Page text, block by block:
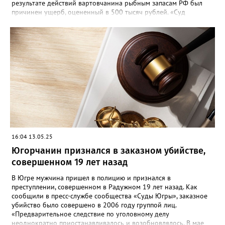
результате действий вартовчанина рыбным запасам РФ был
причинен ущерб, оцененный в 500 тысяч рублей. «Суд
свободы условно с испытательным сроком в один год», —
говорится в сообщении. Также у мужчины конфисковали
моторную лодку и передали государству. На данный момент
приговор не вступил в законную силу.
16:04 13.05.25
Югорчанин признался в заказном убийстве,
совершенном 19 лет назад
В Югре мужчина пришел в полицию и признался в
преступлении, совершенном в Радужном 19 лет назад. Как
сообщили в пресс-службе сообщества «Суды Югры», заказное
убийство было совершено в 2006 году группой лиц.
«Предварительное следствие по уголовному делу